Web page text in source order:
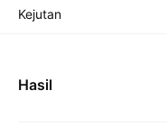
Kejutan
Hasil